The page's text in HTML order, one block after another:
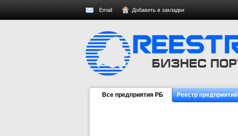
Email Добавить в закладки
Все предприятия РБ Реестр предприятий